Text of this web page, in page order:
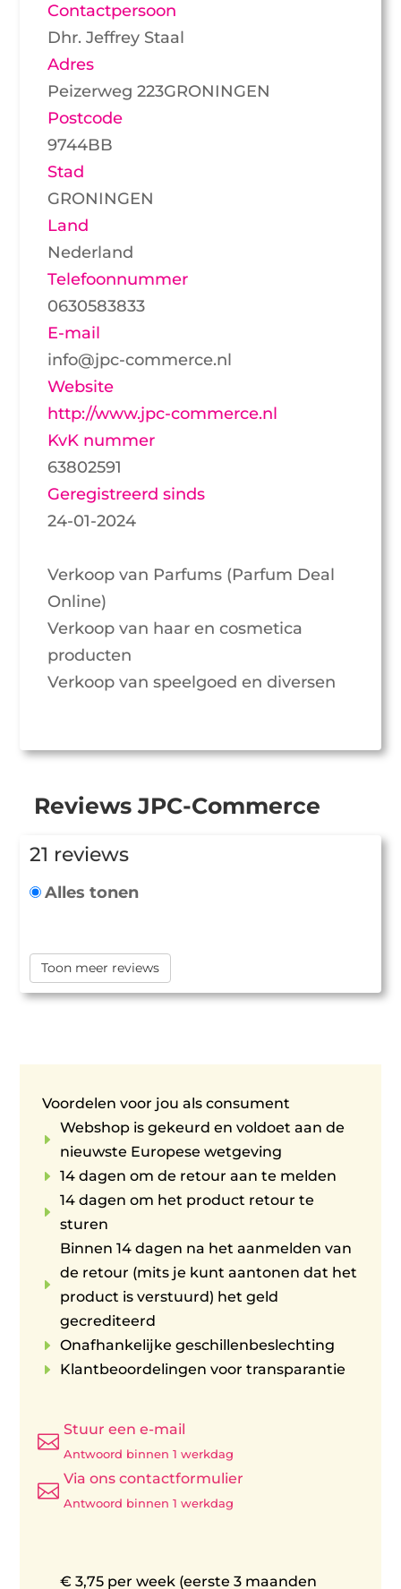
Contactpersoon
Dhr. Jeffrey Staal
Adres
Peizerweg 223GRONINGEN
Postcode
9744BB
Stad
GRONINGEN
Land
Nederland
Telefoonnummer
0630583833
E-mail
info@jpc-commerce.nl
Website
http://www.jpc-commerce.nl
KvK nummer
63802591
Geregistreerd sinds
24-01-2024
Verkoop van Parfums (Parfum Deal
Online)
Verkoop van haar en cosmetica
producten
Verkoop van speelgoed en diversen
Reviews JPC-Commerce
21 reviews
Alles tonen
Toon meer reviews
Voordelen voor jou als consument
E
Webshop is gekeurd en voldoet aan de
nieuwste Europese wetgeving
E 14 dagen om de retour aan te melden
E
14 dagen om het product retour te
sturen
E
Binnen 14 dagen na het aanmelden van
de retour (mits je kunt aantonen dat het
product is verstuurd) het geld
gecrediteerd
E Onafhankelijke geschillenbeslechting
E Klantbeoordelingen voor transparantie

Stuur een e-mail
Antwoord binnen 1 werkdag

Via ons contactformulier
Antwoord binnen 1 werkdag
€ 3,75 per week (eerste 3 maanden